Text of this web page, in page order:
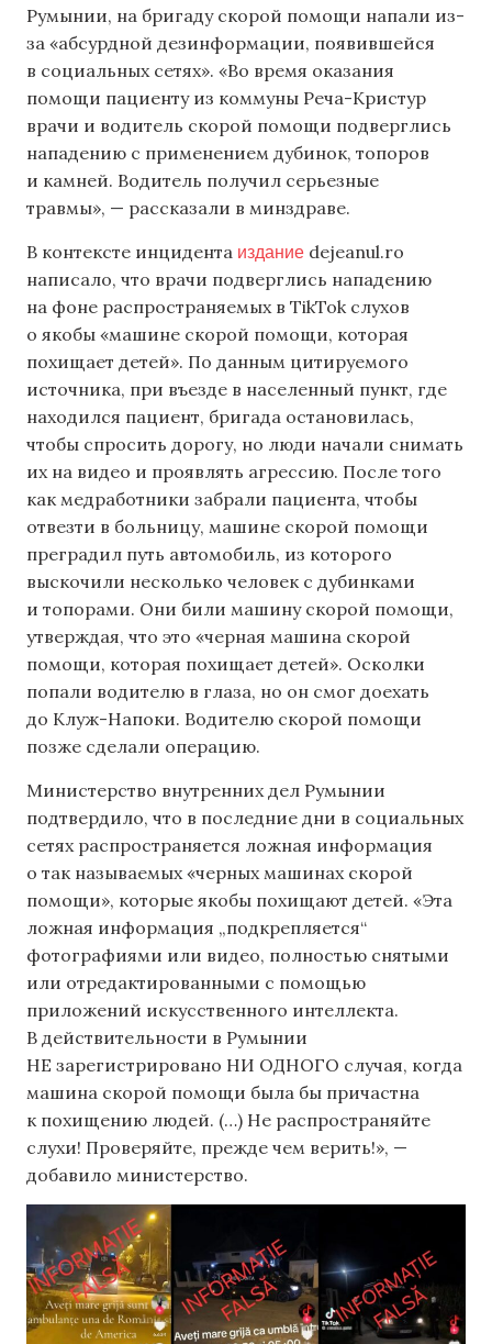
Румынии, на бригаду скорой помощи напали из-
за «абсурдной дезинформации, появившейся
в социальных сетях». «Во время оказания
помощи пациенту из коммуны Реча-Кристур
врачи и водитель скорой помощи подверглись
нападению с применением дубинок, топоров
и камней. Водитель получил серьезные
травмы», — рассказали в минздраве.
В контексте инцидента издание dejeanul.ro
написало, что врачи подверглись нападению
на фоне распространяемых в TikTok слухов
о якобы «машине скорой помощи, которая
похищает детей». По данным цитируемого
источника, при въезде в населенный пункт, где
находился пациент, бригада остановилась,
чтобы спросить дорогу, но люди начали снимать
их на видео и проявлять агрессию. После того
как медработники забрали пациента, чтобы
отвезти в больницу, машине скорой помощи
преградил путь автомобиль, из которого
выскочили несколько человек с дубинками
и топорами. Они били машину скорой помощи,
утверждая, что это «черная машина скорой
помощи, которая похищает детей». Осколки
попали водителю в глаза, но он смог доехать
до Клуж-Напоки. Водителю скорой помощи
позже сделали операцию.
Министерство внутренних дел Румынии
подтвердило, что в последние дни в социальных
сетях распространяется ложная информация
о так называемых «черных машинах скорой
помощи», которые якобы похищают детей. «Эта
ложная информация „подкрепляется“
фотографиями или видео, полностью снятыми
или отредактированными с помощью
приложений искусственного интеллекта.
В действительности в Румынии
НЕ зарегистрировано НИ ОДНОГО случая, когда
машина скорой помощи была бы причастна
к похищению людей. (…) Не распространяйте
слухи! Проверяйте, прежде чем верить!», —
добавило министерство.